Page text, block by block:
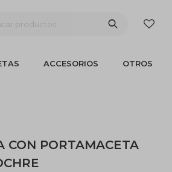
ACCESORIOS OTROS
CON PORTAMACETA